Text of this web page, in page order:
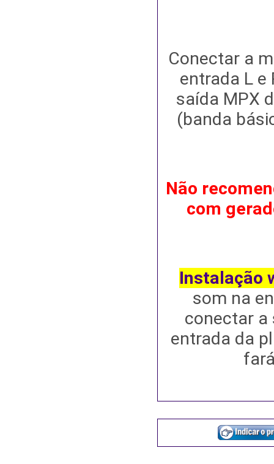
Conectar a
entrada L e
saída MPX
(banda
Não
com
Instalação
som na
conectar a
entrada da